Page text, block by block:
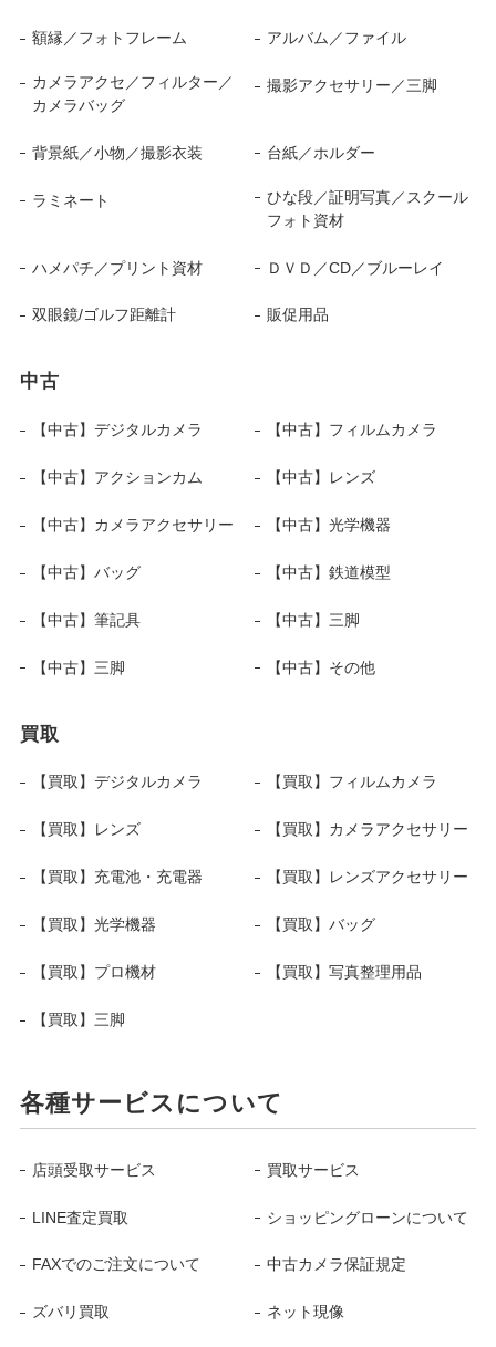
額縁／フォトフレーム アルバム／ファイル
カメラアクセ／フィルター／
カメラバッグ
撮影アクセサリー／三脚
背景紙／小物／撮影衣装 台紙／ホルダー
ラミネート
ひな段／証明写真／スクール
フォト資材
ハメパチ／プリント資材 ＤＶＤ／CD／ブルーレイ
双眼鏡/ゴルフ距離計 販促用品
中古
【中古】デジタルカメラ 【中古】フィルムカメラ
【中古】アクションカム 【中古】レンズ
【中古】カメラアクセサリー 【中古】光学機器
【中古】バッグ 【中古】鉄道模型
【中古】筆記具 【中古】三脚
【中古】三脚 【中古】その他
買取
【買取】デジタルカメラ 【買取】フィルムカメラ
【買取】レンズ 【買取】カメラアクセサリー
【買取】充電池・充電器 【買取】レンズアクセサリー
【買取】光学機器 【買取】バッグ
【買取】プロ機材 【買取】写真整理用品
【買取】三脚
各種サービスについて
店頭受取サービス 買取サービス
LINE査定買取 ショッピングローンについて
FAXでのご注文について 中古カメラ保証規定
ズバリ買取 ネット現像